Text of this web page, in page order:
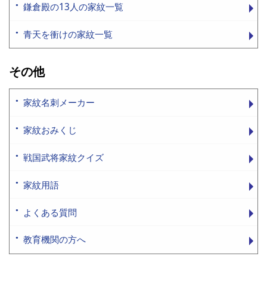
鎌倉殿の13人の家紋一覧
青天を衝けの家紋一覧
その他
家紋名刺メーカー
家紋おみくじ
戦国武将家紋クイズ
家紋用語
よくある質問
教育機関の方へ